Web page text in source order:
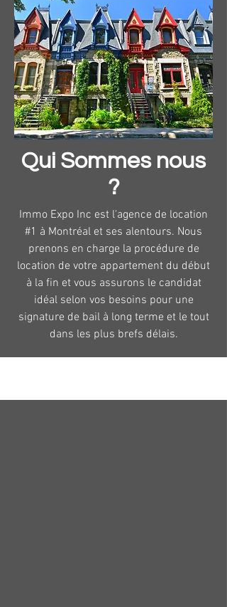
Qui Sommes nous
?
Immo Expo Inc est l'agence de location
#1 à Montréal et ses alentours. Nous
prenons en charge la procédure de
location de votre appartement du début
à la fin et vous assurons le candidat
idéal selon vos besoins pour une
signature de bail à long terme et le tout
dans les plus brefs délais.